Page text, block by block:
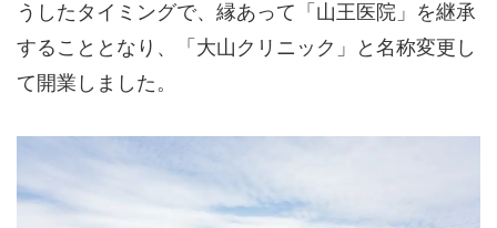
うしたタイミングで、縁あって「山王医院」を継承
することとなり、「大山クリニック」と名称変更し
て開業しました。